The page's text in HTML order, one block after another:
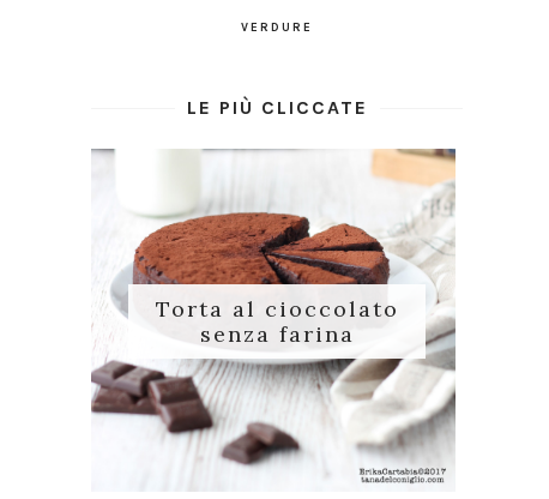
VERDURE
LE PIÙ CLICCATE
Torta al cioccolato
senza farina